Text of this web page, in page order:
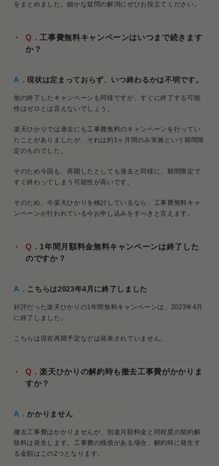
をまとめました。細かな疑問の解消にぜひお役立てください。
Q．工事費無料キャンペーンはいつまで続きます
か？
A．現状は定まっておらず、いつ終わるかは不明です。
他の終了したキャンペーンも同様ですが、すぐに終了する可能
性はゼロとは言えないでしょう。
楽天ひかりでは過去にも工事費無料のキャンペーンを行ってい
たことがありましたが、それは約1ヶ月間のみ実施という期間限
定のものでした。
そのため今回も、再開したとしても過去と同様に、期間限定で
すぐ終わってしまう可能性が高いです。
そのため、今楽天ひかりを検討しているなら、工事費無料キャ
ンペーンが行われている今お申し込みをすべきと言えます。
Q． 1年間月額料金無料キャンペーンは終了した
のですか？
A． こちらは2023年4月に終了しました
好評だった楽天ひかりの1年間無料キャンペーンは、2023年4月
に終了しました。
こちらは現在再開予定などは発表されていません。
Q．楽天ひかりの解約時も撤去工事費がかかりま
すか？
A．かかりません
撤去工事費はかかりませんが、別途月額料金と同程度の契約解
除料は発生します。工事費の残債がある場合、解約時に発生す
る金額はこの2つとなります。